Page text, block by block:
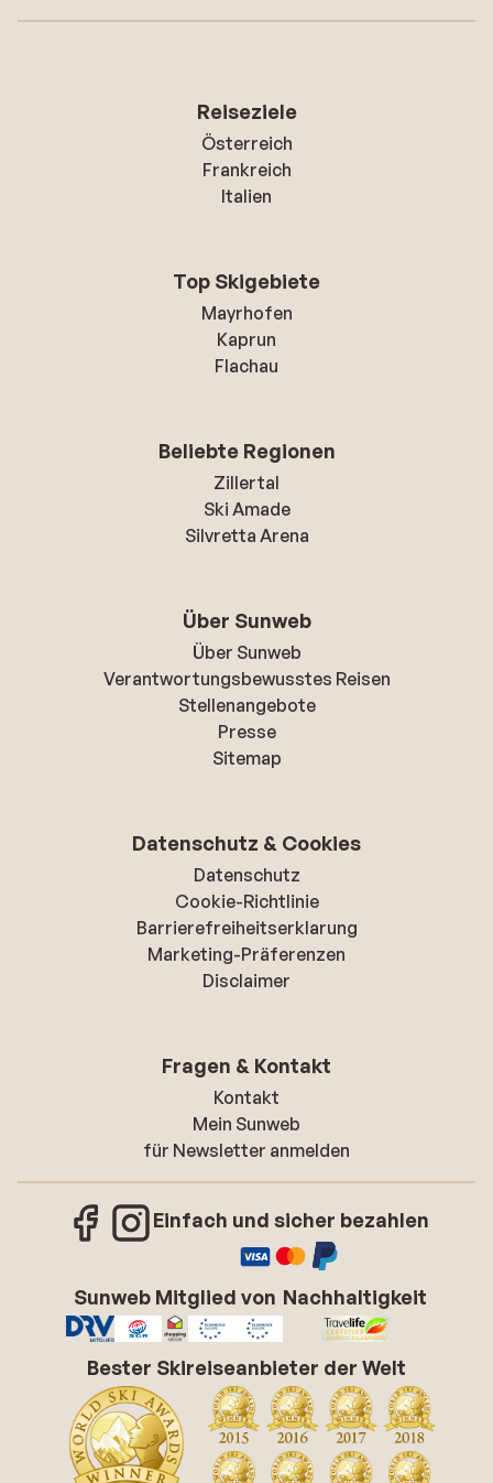
Reiseziele
Österreich
Frankreich
Italien
Top Skigebiete
Mayrhofen
Kaprun
Flachau
Beliebte Regionen
Zillertal
Ski Amade
Silvretta Arena
Über Sunweb
Über Sunweb
Verantwortungsbewusstes Reisen
Stellenangebote
Presse
Sitemap
Datenschutz & Cookies
Datenschutz
Cookie-Richtlinie
Barrierefreiheitserklarung
Marketing-Präferenzen
Disclaimer
Fragen & Kontakt
Kontakt
Mein Sunweb
für Newsletter anmelden
Einfach und sicher bezahlen
Sunweb Mitglied von Nachhaltigkeit
Bester Skireiseanbieter der Welt